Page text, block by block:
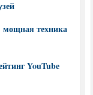
мощная техника
YouTube